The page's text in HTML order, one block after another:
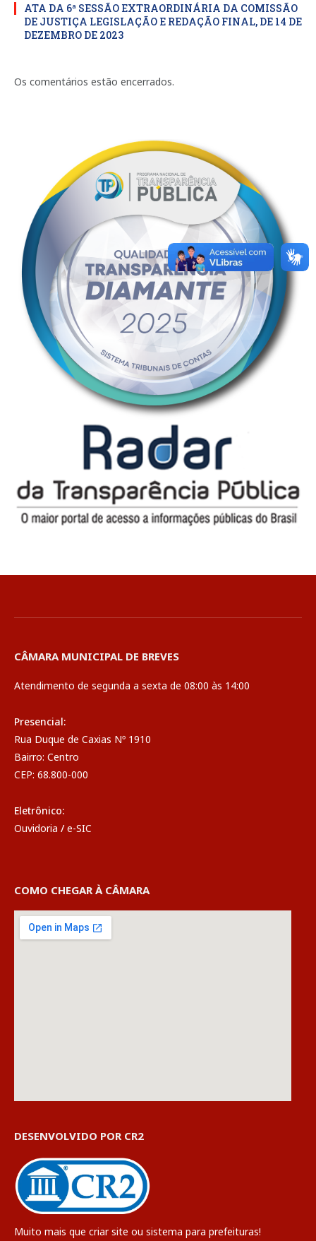
ATA DA 6ª SESSÃO EXTRAORDINÁRIA DA COMISSÃO
DE JUSTIÇA LEGISLAÇÃO E REDAÇÃO FINAL, DE 14 DE
DEZEMBRO DE 2023
Os comentários estão encerrados.
CÂMARA MUNICIPAL DE BREVES
Atendimento de segunda a sexta de 08:00 às 14:00
Presencial:
Rua Duque de Caxias Nº 1910
Bairro: Centro
CEP: 68.800-000
Eletrônico:
Ouvidoria / e-SIC
COMO CHEGAR À CÂMARA
DESENVOLVIDO POR CR2
Muito mais que criar site ou sistema para prefeituras!